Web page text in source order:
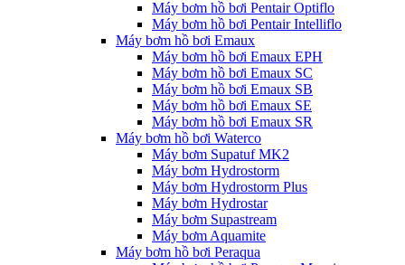
Máy bơm hồ bơi Pentair Optiflo
Máy bơm hồ bơi Pentair Intelliflo
Máy bơm hồ bơi Emaux
Máy bơm hồ bơi Emaux EPH
Máy bơm hồ bơi Emaux SC
Máy bơm hồ bơi Emaux SB
Máy bơm hồ bơi Emaux SE
Máy bơm hồ bơi Emaux SR
Máy bơm hồ bơi Waterco
Máy bơm Supatuf MK2
Máy bơm Hydrostorm
Máy bơm Hydrostorm Plus
Máy bơm Hydrostar
Máy bơm Supastream
Máy bơm Aquamite
Máy bơm hồ bơi Peraqua